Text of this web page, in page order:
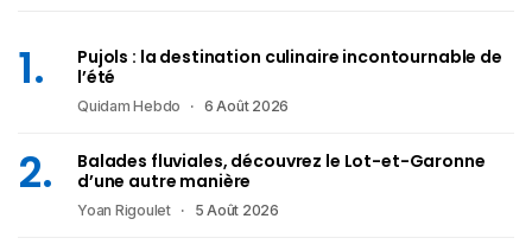
Pujols : la destination culinaire incontournable de
l’été
Quidam Hebdo 6 Août 2026
Balades fluviales, découvrez le Lot-et-Garonne
d’une autre manière
Yoan Rigoulet 5 Août 2026